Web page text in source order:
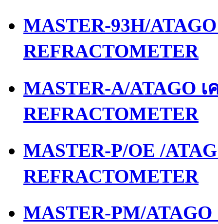
MASTER-93H/
REFRACTOMETER
MASTER-A/ATAGO
REFRACTOMETER
MASTER-P/OE /
REFRACTOMETER
MASTER-PM/